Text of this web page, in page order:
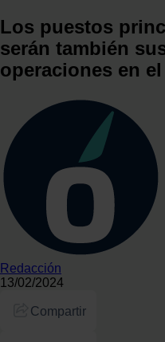
Los puestos
serán también
operaciones en
Redacción
13/02/2024
Compartir